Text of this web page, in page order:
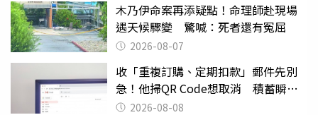
木乃伊命案再添疑點！命理師赴現場
遇天候驟變 驚喊：死者還有冤屈
2026-08-07
收「重複訂購、定期扣款」郵件先別
急！他掃QR Code想取消 積蓄瞬間
蒸發2026-08-08